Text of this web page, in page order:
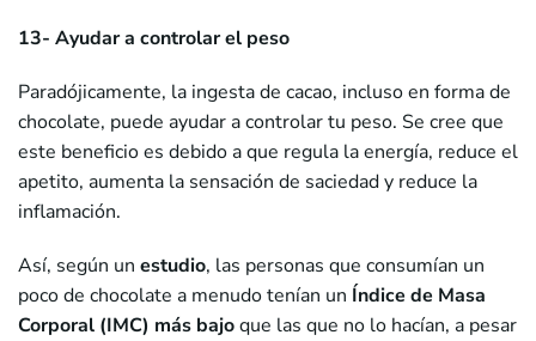
13- Ayudar a controlar el peso
Paradójicamente, la ingesta de cacao, incluso en forma de
chocolate, puede ayudar a controlar tu peso. Se cree que
este beneficio es debido a que regula la energía, reduce el
apetito, aumenta la sensación de saciedad y reduce la
inflamación.
Así, según un estudio, las personas que consumían un
poco de chocolate a menudo tenían un Índice de Masa
Corporal (IMC) más bajoque las que no lo hacían, a pesar